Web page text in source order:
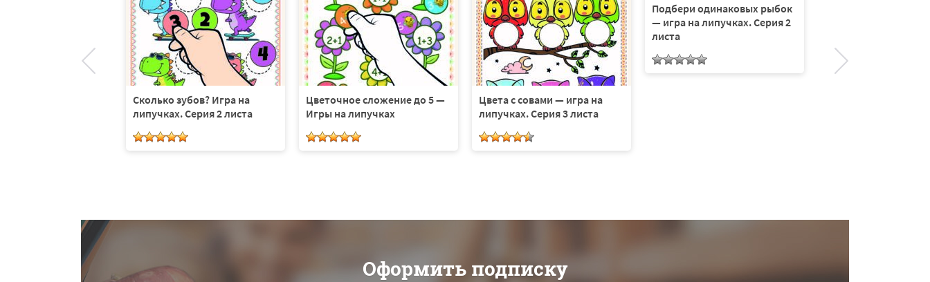
Сколько зубов? Игра на
липучках. Серия 2 листа
Цветочное сложение до 5 —
Игры на липучках
Цвета с совами — игра на
липучках. Серия 3 листа
Подбери одинаковых рыбок
— игра на липучках. Серия 2
листа
Оформить подписку